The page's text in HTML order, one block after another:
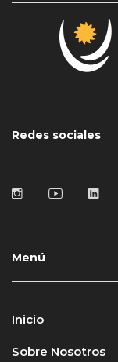
Redes sociales
Menú
Inicio
Sobre Nosotros